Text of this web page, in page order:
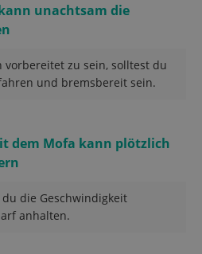
unachtsam die
vorbereitet zu sein, solltest du
und bremsbereit sein.
dem Mofa kann plötzlich
die Geschwindigkeit
anhalten.